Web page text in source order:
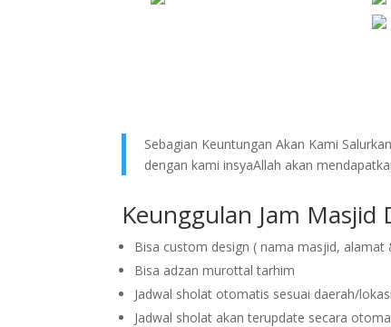
Sebagian Keuntungan Akan Kami
dengan kami insyaAllah akan
Keunggulan Jam Masjid
Bisa custom design ( nama masjid, alamat
Bisa adzan murottal tarhim
Jadwal sholat otomatis sesuai daerah/lokasi
Jadwal sholat akan terupdate secara